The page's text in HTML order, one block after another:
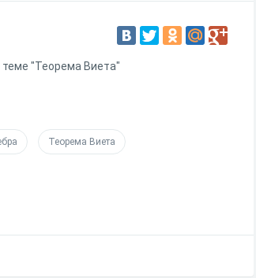
теме "Теорема Виета"
Теорема Виета